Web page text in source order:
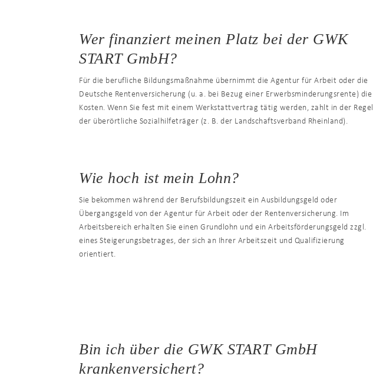
Wer finanziert meinen Platz bei der GWK
START GmbH?
Für die berufliche Bildungsmaßnahme übernimmt die Agentur für Arbeit oder die
Deutsche Rentenversicherung (u. a. bei Bezug einer Erwerbsminderungsrente) die
Kosten. Wenn Sie fest mit einem Werkstattvertrag tätig werden, zahlt in der Regel
der überörtliche Sozialhilfeträger (z. B. der Landschaftsverband Rheinland).
Wie hoch ist mein Lohn?
Sie bekommen während der Berufsbildungszeit ein Ausbildungsgeld oder
Übergangsgeld von der Agentur für Arbeit oder der Rentenversicherung. Im
Arbeitsbereich erhalten Sie einen Grundlohn und ein Arbeitsförderungsgeld zzgl.
eines Steigerungsbetrages, der sich an Ihrer Arbeitszeit und Qualifizierung
orientiert.
Bin ich über die GWK START GmbH
krankenversichert?